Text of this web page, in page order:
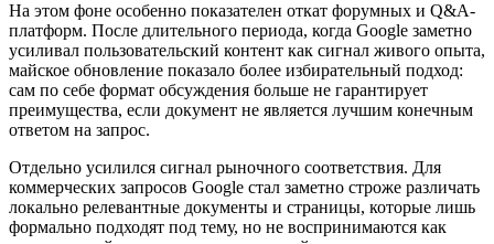
На этом фоне особенно показателен откат форумных и Q&A-
платформ. После длительного периода, когда Google заметно
усиливал пользовательский контент как сигнал живого опыта,
майское обновление показало более избирательный подход:
сам по себе формат обсуждения больше не гарантирует
преимущества, если документ не является лучшим конечным
ответом на запрос.
Отдельно усилился сигнал рыночного соответствия. Для
коммерческих запросов Google стал заметно строже различать
локально релевантные документы и страницы, которые лишь
формально подходят под тему, но не воспринимаются как